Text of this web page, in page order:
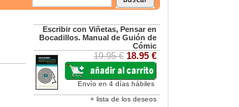
Escribir con Viñetas, Pensar en
Bocadillos. Manual de Guión de
Cómic
19.95 € 18.95 €
Envío en 4 días hábiles
+ lista de los deseos